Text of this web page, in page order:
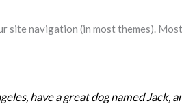
site navigation (in most themes).
have a great dog named Jack,